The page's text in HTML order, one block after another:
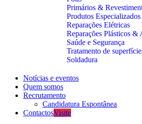
Primários &
Produtos Especializados
Reparações Elétricas
Reparações Plásticos &
Saúde e Segurança
Tratamento de
Soldadura
Notícias e eventos
Quem somos
Recrutamento
Candidatura Espontânea
ContactosVisite